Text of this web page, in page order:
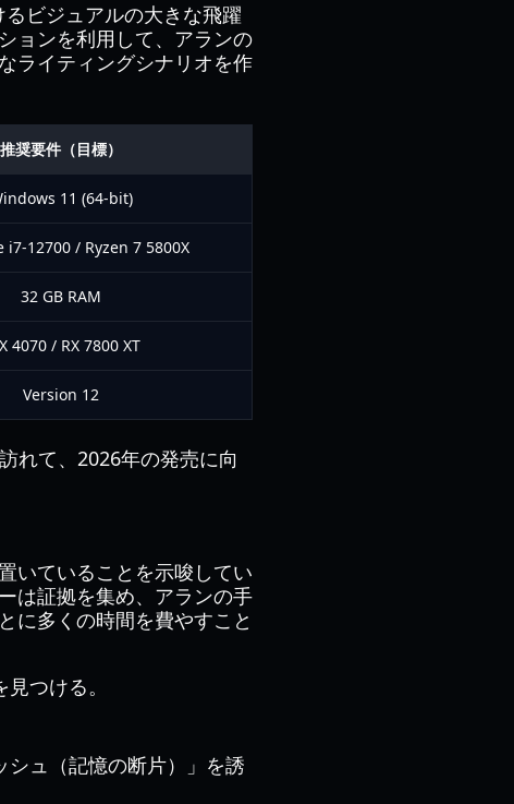
ビジュアルの大きな飛躍
ョンを利用して、アランの
ライティングシナリオを作
推奨要件（目標）
11 (64-bit)
i7-12700 / Ryzen 7 5800X
32 GB RAM
4070 / RX 7800 XT
Version 12
れて、2026年の発売に向
いていることを示唆してい
は証拠を集め、アランの手
に多くの時間を費やすこと
つける。
ュ（記憶の断片）」を誘